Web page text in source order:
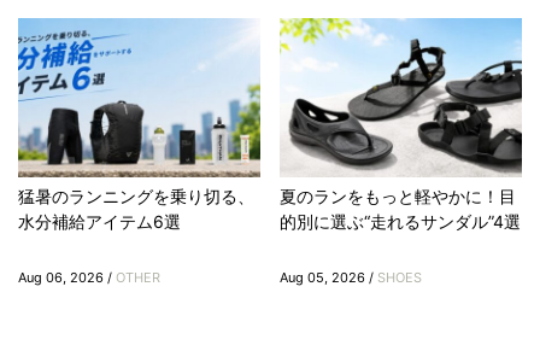
猛暑のランニングを乗り切る、
水分補給アイテム6選
Aug 06, 2026 / OTHER
夏のランをもっと軽やかに！目
的別に選ぶ“走れるサンダル”4選
Aug 05, 2026 / SHOES